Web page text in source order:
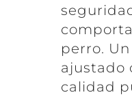
perro.
ajustado
calidad